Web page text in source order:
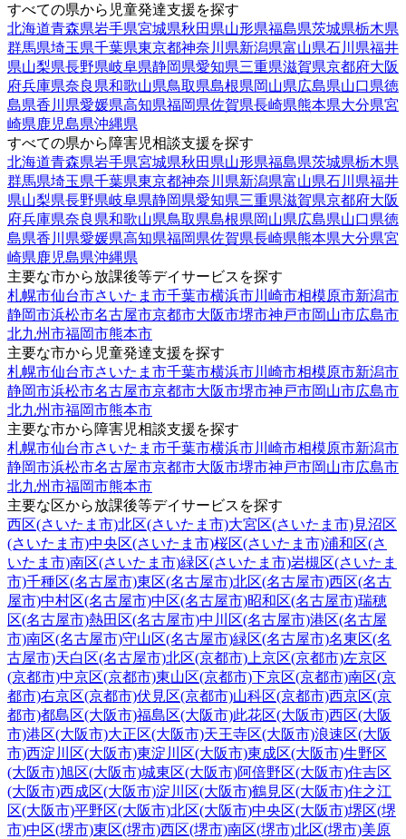
すべての県から児童発達支援を探す
北海道青森県岩手県宮城県秋田県山形県福島県茨城県栃木県
群馬県埼玉県千葉県東京都神奈川県新潟県富山県石川県福井
県山梨県長野県岐阜県静岡県愛知県三重県滋賀県京都府大阪
府兵庫県奈良県和歌山県鳥取県島根県岡山県広島県山口県徳
島県香川県愛媛県高知県福岡県佐賀県長崎県熊本県大分県宮
崎県鹿児島県沖縄県
すべての県から障害児相談支援を探す
北海道青森県岩手県宮城県秋田県山形県福島県茨城県栃木県
群馬県埼玉県千葉県東京都神奈川県新潟県富山県石川県福井
県山梨県長野県岐阜県静岡県愛知県三重県滋賀県京都府大阪
府兵庫県奈良県和歌山県鳥取県島根県岡山県広島県山口県徳
島県香川県愛媛県高知県福岡県佐賀県長崎県熊本県大分県宮
崎県鹿児島県沖縄県
主要な市から放課後等デイサービスを探す
札幌市仙台市さいたま市千葉市横浜市川崎市相模原市新潟市
静岡市浜松市名古屋市京都市大阪市堺市神戸市岡山市広島市
北九州市福岡市熊本市
主要な市から児童発達支援を探す
札幌市仙台市さいたま市千葉市横浜市川崎市相模原市新潟市
静岡市浜松市名古屋市京都市大阪市堺市神戸市岡山市広島市
北九州市福岡市熊本市
主要な市から障害児相談支援を探す
札幌市仙台市さいたま市千葉市横浜市川崎市相模原市新潟市
静岡市浜松市名古屋市京都市大阪市堺市神戸市岡山市広島市
北九州市福岡市熊本市
主要な区から放課後等デイサービスを探す
西区(さいたま市)北区(さいたま市)大宮区(さいたま市)見沼区
(さいたま市)中央区(さいたま市)桜区(さいたま市)浦和区(さ
いたま市)南区(さいたま市)緑区(さいたま市)岩槻区(さいたま
市)千種区(名古屋市)東区(名古屋市)北区(名古屋市)西区(名古
屋市)中村区(名古屋市)中区(名古屋市)昭和区(名古屋市)瑞穂
区(名古屋市)熱田区(名古屋市)中川区(名古屋市)港区(名古屋
市)南区(名古屋市)守山区(名古屋市)緑区(名古屋市)名東区(名
古屋市)天白区(名古屋市)北区(京都市) 上京区(京都市)左京区
(京都市)中京区(京都市)東山区(京都市)下京区(京都市)南区(京
都市)右京区(京都市)伏見区(京都市)山科区(京都市)西京区(京
都市)都島区(大阪市)福島区(大阪市)此花区(大阪市)西区(大阪
市)港区(大阪市)大正区(大阪市)天王寺区(大阪市)浪速区(大阪
市)西淀川区(大阪市)東淀川区(大阪市)東成区(大阪市)生野区
(大阪市)旭区(大阪市)城東区(大阪市)阿倍野区(大阪市)住吉区
(大阪市)西成区(大阪市)淀川区(大阪市)鶴見区(大阪市)住之江
区(大阪市)平野区(大阪市)北区(大阪市)中央区(大阪市)堺区(堺
市)中区(堺市)東区(堺市)西区(堺市)南区(堺市)北区(堺市)美原